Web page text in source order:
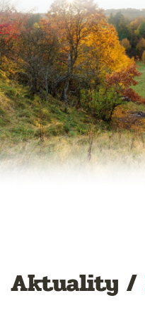
Aktuality /